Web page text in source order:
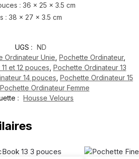
: 36 x 25 x 3.5 cm
: 38 x 27 x 3.5 cm
UGS : ND
Ordinateur Unie Pochette Ordinateur,
et 12 pouces Pochette Ordinateur 13
14 pouces Pochette Ordinateur 15
Pochette Ordinateur Femme
: Housse Velours